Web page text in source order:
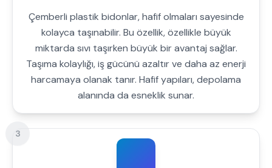
Çemberli plastik bidonlar, hafif olmaları sayesinde
kolayca taşınabilir. Bu özellik, özellikle büyük
miktarda sıvı taşırken büyük bir avantaj sağlar.
Taşıma kolaylığı, iş gücünü azaltır ve daha az enerji
harcamaya olanak tanır. Hafif yapıları, depolama
alanında da esneklik sunar.
3